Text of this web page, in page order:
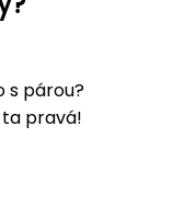
s párou?
ta pravá!